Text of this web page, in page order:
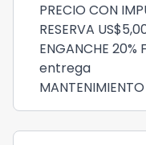
PRECIO CON
RESERVA
ENGANCHE
entrega